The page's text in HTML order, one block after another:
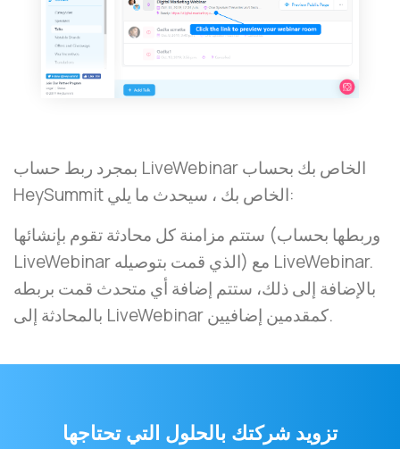
بمجرد ربط حساب LiveWebinar الخاص بك بحساب
HeySummit الخاص بك ، سيحدث ما يلي:
ستتم مزامنة كل محادثة تقوم بإنشائها (وربطها بحساب
LiveWebinar الذي قمت بتوصيله) مع LiveWebinar.
بالإضافة إلى ذلك، ستتم إضافة أي متحدث قمت بربطه
بالمحادثة إلى LiveWebinar كمقدمين إضافيين.
تزويد شركتك بالحلول التي تحتاجها